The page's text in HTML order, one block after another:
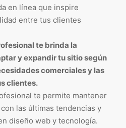
en línea que inspire
entre tus clientes
te brinda la
y expandir tu sitio según
comerciales y las
clientes.
te permite mantener
las últimas tendencias y
diseño web y tecnología.